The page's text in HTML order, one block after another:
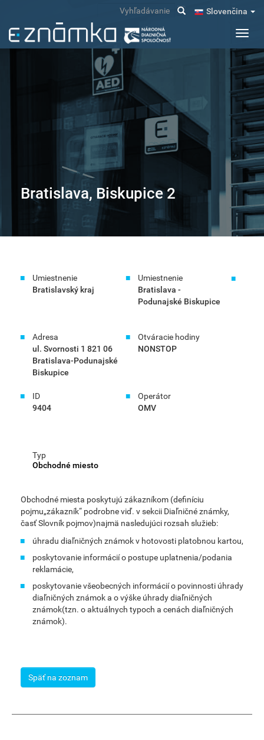
hlavný
obsah
Slovenčina
Vyhľadávanie
Bratislava, Biskupice 2
Umiestnenie
Bratislavský kraj
Umiestnenie
Bratislava -
Podunajské Biskupice
Adresa
ul. Svornosti 1 821 06
Bratislava-Podunajské
Biskupice
Otváracie hodiny
NONSTOP
ID
9404
Operátor
OMV
Typ
Obchodné miesto
Obchodné miesta poskytujú zákazníkom (definíciu
pojmu„zákazník“ podrobne viď. v sekcii Diaľničné známky,
časť Slovník pojmov)najmä nasledujúci rozsah služieb:
úhradu diaľničných známok v hotovosti platobnou kartou,
poskytovanie informácií o postupe uplatnenia/podania
reklamácie,
poskytovanie všeobecných informácií o povinnosti úhrady
diaľničných známok a o výške úhrady diaľničných
známok(tzn. o aktuálnych typoch a cenách diaľničných
známok).
Späť na zoznam